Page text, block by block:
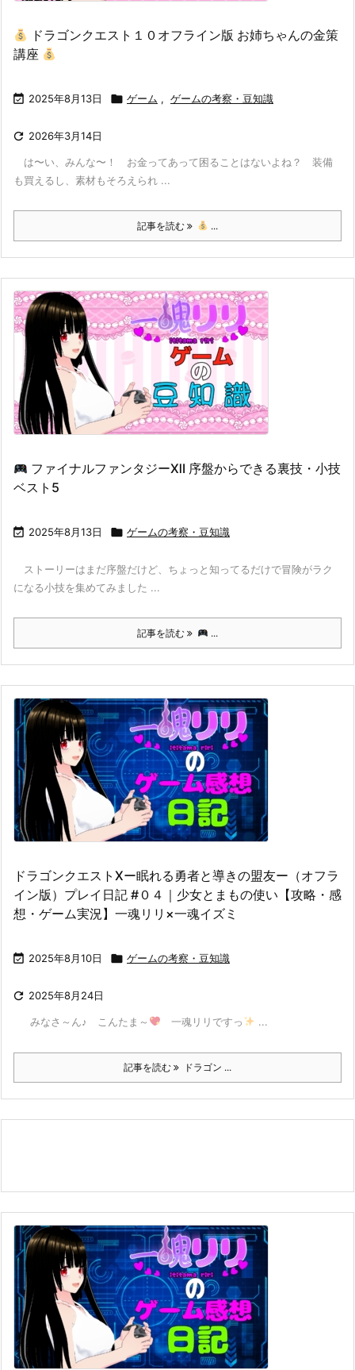
ドラゴンクエスト１０オフライン版 お姉ちゃんの金策
講座
 2025年8月13日  ゲーム , ゲームの考察・豆知識
 2026年3月14日
は〜い、みんな〜！ お金ってあって困ることはないよね？ 装備
も買えるし、素材もそろえられ ...
記事を読む ...
ファイナルファンタジーⅫ 序盤からできる裏技・小技
ベスト5
 2025年8月13日  ゲームの考察・豆知識
ストーリーはまだ序盤だけど、ちょっと知ってるだけで冒険がラク
になる小技を集めてみました ...
記事を読む ...
ドラゴンクエストⅩー眠れる勇者と導きの盟友ー（オフラ
イン版）プレイ日記 #０４｜少女とまもの使い【攻略・感
想・ゲーム実況】一魂リリ×一魂イズミ
 2025年8月10日  ゲームの考察・豆知識
 2025年8月24日
みなさ～ん♪ こんたま～ 一魂リリですっ ...
記事を読む ドラゴン ...